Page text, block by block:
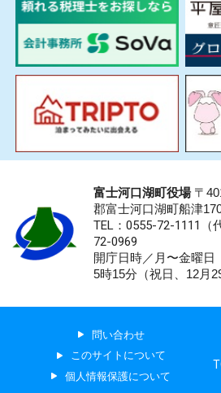
富士河口湖町役場〒
郡富士河口湖町船津
TEL：0555-72-1111 （
72-0969
開庁日時／月〜金曜
5時15分（祝日、12月
問い合わせ
このサイトについて
個人情報保護について